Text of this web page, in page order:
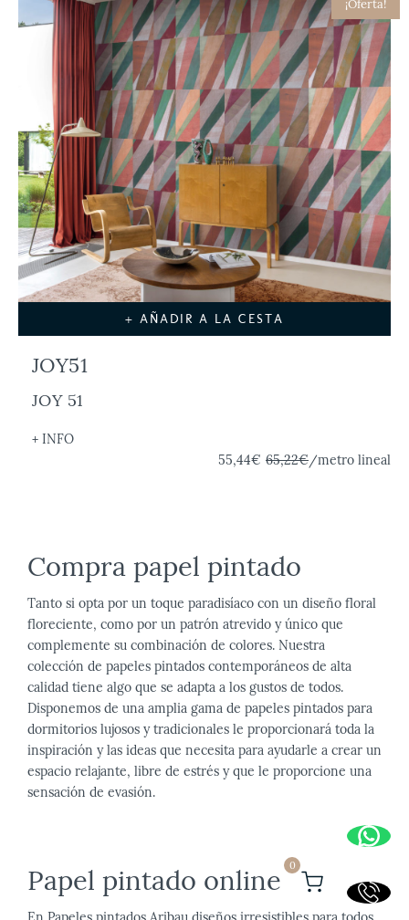
0
¡Oferta!
+ AÑADIR A LA CESTA
JOY51
JOY 51
+ INFO
55,44€ 65,22€/metro lineal
Compra papel pintado
Tanto si opta por un toque paradisíaco con un diseño floral
floreciente, como por un patrón atrevido y único que
complemente su combinación de colores. Nuestra
colección de papeles pintados contemporáneos de alta
calidad tiene algo que se adapta a los gustos de todos.
Disponemos de una amplia gama de papeles pintados para
dormitorios lujosos y tradicionales le proporcionará toda la
inspiración y las ideas que necesita para ayudarle a crear un
espacio relajante, libre de estrés y que le proporcione una
sensación de evasión.
Papel pintado online